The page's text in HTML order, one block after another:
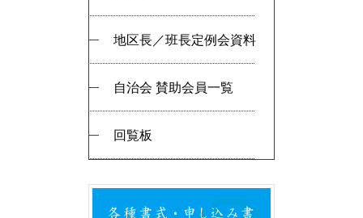
地区長／班長定例会資料
自治会 賛助会員一覧
回覧板